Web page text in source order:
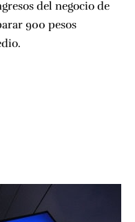
del negocio de
900 pesos